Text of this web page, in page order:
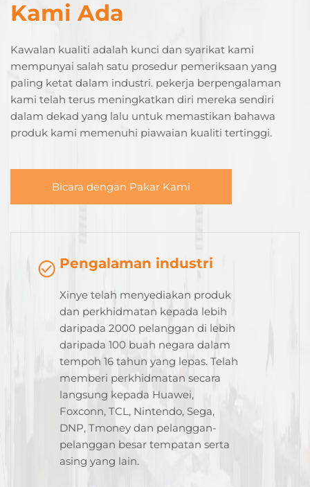
Kami Ada
Kawalan kualiti adalah kunci dan syarikat kami
mempunyai salah satu prosedur pemeriksaan yang
paling ketat dalam industri. pekerja berpengalaman
kami telah terus meningkatkan diri mereka sendiri
dalam dekad yang lalu untuk memastikan bahawa
produk kami memenuhi piawaian kualiti tertinggi.
Bicara dengan Pakar Kami
Pengalaman industri
Xinye telah menyediakan produk
dan perkhidmatan kepada lebih
daripada 2000 pelanggan di lebih
daripada 100 buah negara dalam
tempoh 16 tahun yang lepas. Telah
memberi perkhidmatan secara
langsung kepada Huawei,
Foxconn, TCL, Nintendo, Sega,
DNP, Tmoney dan pelanggan-
pelanggan besar tempatan serta
asing yang lain.